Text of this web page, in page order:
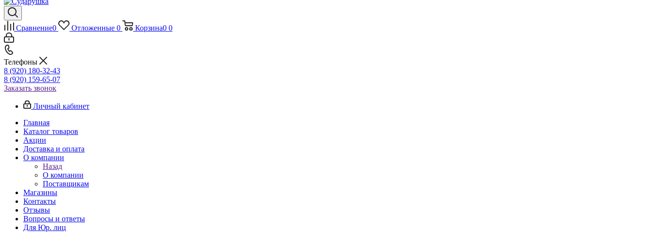
Сравнение0 Отложенные 0 Корзина0 0
Телефоны
8 (920) 180-32-43
8 (920) 159-65-07
Заказать звонок
Личный кабинет
Главная
Каталог товаров
Акции
Доставка и оплата
О компании
Назад
О компании
Поставщикам
Магазины
Контакты
Отзывы
Вопросы и ответы
Для Юр. лиц